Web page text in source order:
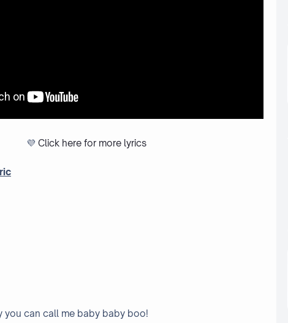
💜 Click here for more lyrics
you can call me baby baby boo!